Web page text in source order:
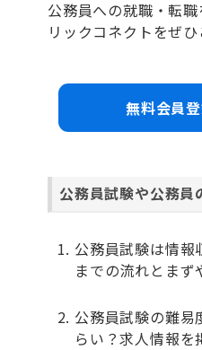
公務員への就職・転
リックコネクトをぜひ
無料会員
公務員試験や公務
公務員試験は情報
までの流れとまず
公務員試験の難易
らい？求人情報を